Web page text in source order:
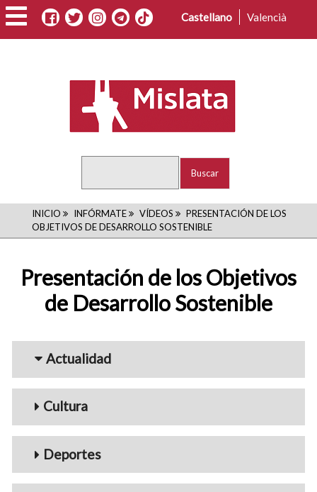
Pasar
al
contenido
Castellano Valencià
RUTA
DE
NAVEGACIÓN
INICIO INFÓRMATE VÍDEOS
PRESENTACIÓN DE LOS
OBJETIVOS DE DESARROLLO SOSTENIBLE
Presentación de los Objetivos
de Desarrollo Sostenible
Menu_Videos
Actualidad
Cultura
Deportes